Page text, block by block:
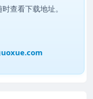
查看下载地址。